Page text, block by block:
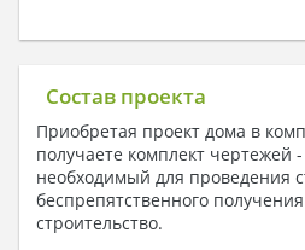
Состав проекта
Приобретая проект дома в
получаете комплект чертежей
необходимый для проведения
беспрепятственного
строительство.